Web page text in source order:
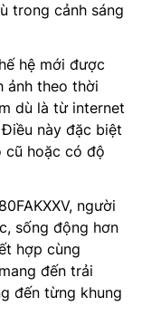
trong cảnh sáng
hệ mới được
ảnh theo thời
dù là từ internet
này đặc biệt
cũ hoặc có độ
người
sống động hơn
hợp cùng
đến trải
đến từng khung